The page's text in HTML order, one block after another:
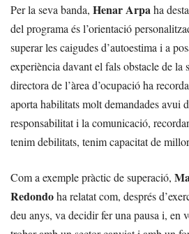
Per la seva banda, Henar Arpaha
del programa és l’orientació
superar les caigudes d’autoestima i a
experiència davant el fals obstacle de
directora de l’àrea d’ocupació ha
aporta habilitats molt demandades avui
responsabilitat i la comunicació,
tenim debilitats, tenim capacitat de
Com a exemple pràctic de superació,
Redondoha relatat com, després
deu anys, va decidir fer una pausa i, en